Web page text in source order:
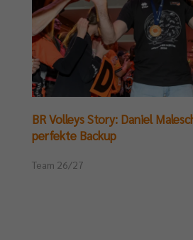
BR Volleys Story: Daniel
perfekte Backup
Team 26/27